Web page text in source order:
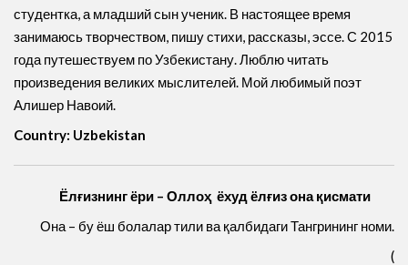
студентка, а младший сын ученик. В настоящее время
занимаюсь творчеством, пишу стихи, рассказы, эссе. С 2015
года путешествуем по Узбекистану. Люблю читать
произведения великих мыслителей. Мой любимый поэт
Алишер Навоий.
Country: Uzbekistan
Ёлғизнинг ёри – Оллоҳ ёхуд ёлғиз она қисмати
Она – бу ёш болалар тили ва қалбидаги Тангрининг номи.
(